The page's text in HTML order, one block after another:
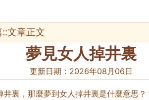
::文章正文
夢見女人掉井裏
更新日期： 2026年08月06日
裏，那麼夢到女人掉井裏是什麼意思